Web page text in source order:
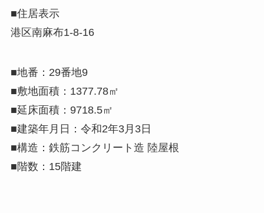
■住居表示
港区南麻布1-8-16
■地番：29番地9
■敷地面積：1377.78㎡
■延床面積：9718.5㎡
■建築年月日：令和2年3月3日
■構造：鉄筋コンクリート造 陸屋根
■階数：15階建